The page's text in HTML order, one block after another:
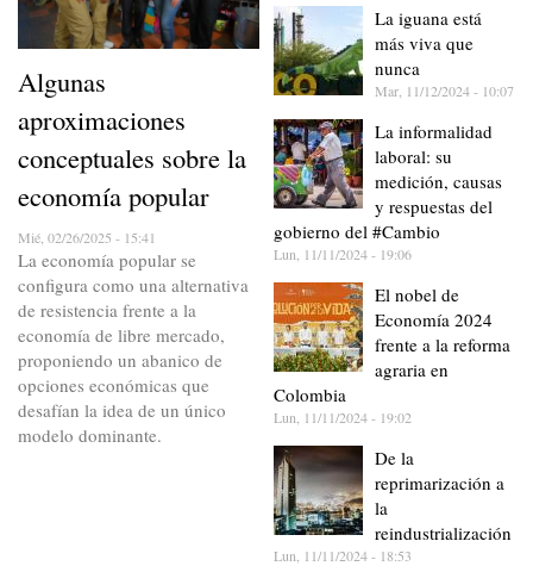
Algunas
aproximaciones
conceptuales sobre la
economía popular
Mié, 02/26/2025 - 15:41
La economía popular se
configura como una alternativa
de resistencia frente a la
economía de libre mercado,
proponiendo un abanico de
opciones económicas que
desafían la idea de un único
modelo dominante.
La iguana está
más viva que
nunca
Mar, 11/12/2024 - 10:07
La informalidad
laboral: su
medición, causas
y respuestas del
gobierno del #Cambio
Lun, 11/11/2024 - 19:06
El nobel de
Economía 2024
frente a la reforma
agraria en
Colombia
Lun, 11/11/2024 - 19:02
De la
reprimarización a
la
reindustrialización
Lun, 11/11/2024 - 18:53